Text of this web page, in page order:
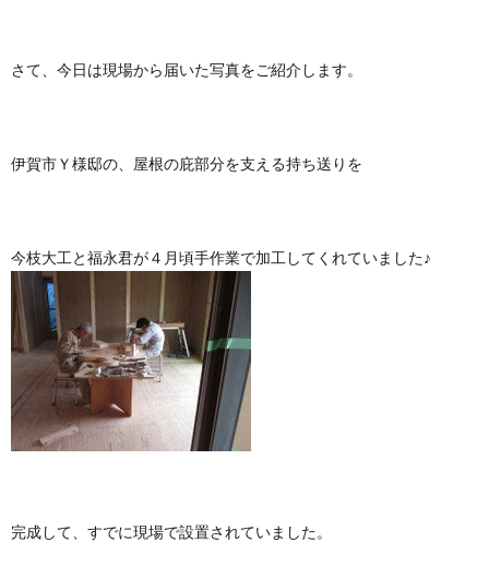
さて、今日は現場から届いた写真をご紹介します。
伊賀市Ｙ様邸の、屋根の庇部分を支える持ち送りを
今枝大工と福永君が４月頃手作業で加工してくれていました♪
完成して、すでに現場で設置されていました。